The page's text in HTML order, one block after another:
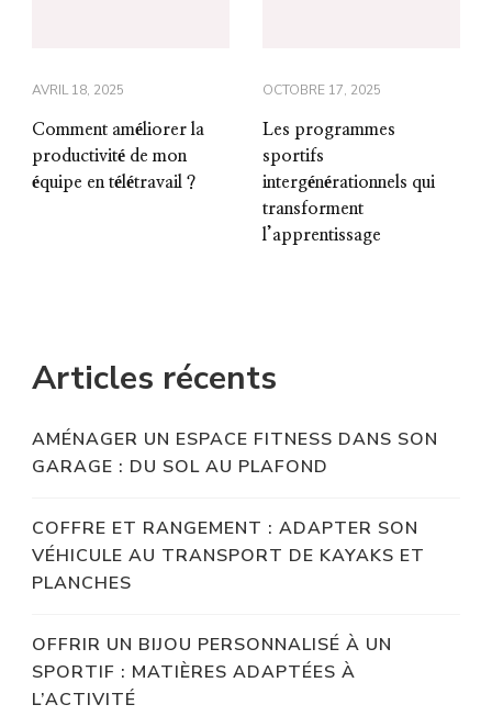
AVRIL 18, 2025
Comment améliorer la
productivité de mon
équipe en télétravail ?
OCTOBRE 17, 2025
Les programmes
sportifs
intergénérationnels qui
transforment
l’apprentissage
Articles récents
AMÉNAGER UN ESPACE FITNESS DANS SON
GARAGE : DU SOL AU PLAFOND
COFFRE ET RANGEMENT : ADAPTER SON
VÉHICULE AU TRANSPORT DE KAYAKS ET
PLANCHES
OFFRIR UN BIJOU PERSONNALISÉ À UN
SPORTIF : MATIÈRES ADAPTÉES À
L’ACTIVITÉ